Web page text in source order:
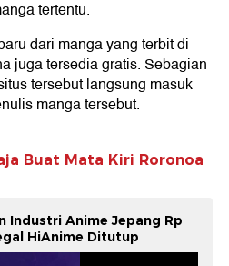
tertentu.
dari manga yang terbit di
juga tersedia gratis. Sebagian
tersebut langsung masuk
manga tersebut.
Buat Mata Kiri Roronoa
Industri Anime Jepang Rp
HiAnime Ditutup